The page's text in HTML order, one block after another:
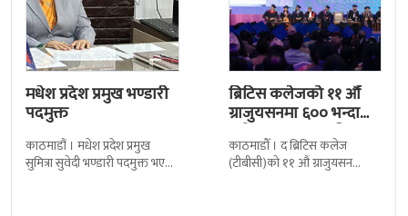
मधेश प्रदेश प्रमुख भण्डारी
पदमुक्त
काठमाडौं । मधेश प्रदेश प्रमुख
सुमित्रा सुवेदी भण्डारी पदमुक्त भएकी
ब्रिटिस कलेजको ११ औँ
ग्राजुयसनमा ६०० भन्दा
बढी ग्राजुयट सम्मानित
काठमाडौँ । द ब्रिटिस कलेज
(टीबीसी)को ११ औं ग्राजुयसन